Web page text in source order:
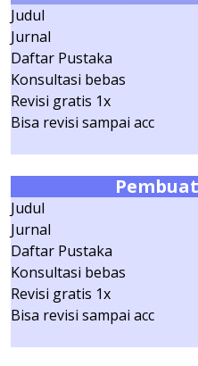
Judul
Jurnal
Daftar Pustaka
Konsultasi bebas
Revisi gratis 1x
Bisa revisi sampai acc
Judul
Jurnal
Daftar Pustaka
Konsultasi bebas
Revisi gratis 1x
Bisa revisi sampai acc